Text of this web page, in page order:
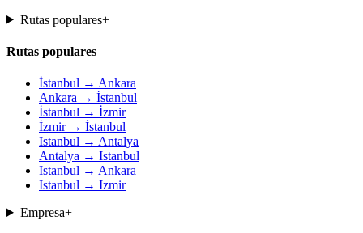
Rutas populares+
Rutas populares
İstanbul → Ankara
Ankara → İstanbul
İstanbul → İzmir
İzmir → İstanbul
Istanbul → Antalya
Antalya → Istanbul
Istanbul → Ankara
Istanbul → Izmir
Empresa+